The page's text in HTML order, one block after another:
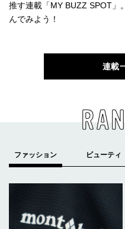
推す連載「MY BUZZ SPOT」
んでみよう！
連載